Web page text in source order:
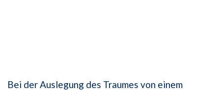
Bei der Auslegung des Traumes von einem